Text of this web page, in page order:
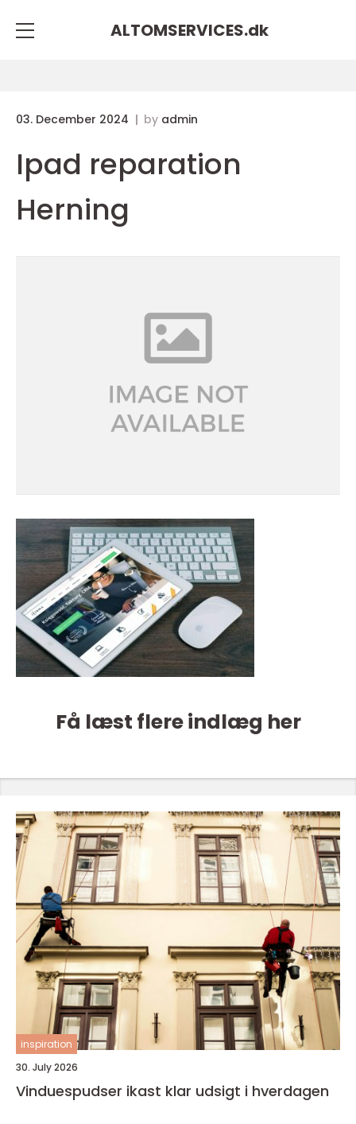
ALTOMSERVICES.dk
03. December 2024 by admin
Ipad reparation
Herning
Få læst flere indlæg her
inspiration
30. July 2026
Vinduespudser ikast klar udsigt i hverdagen